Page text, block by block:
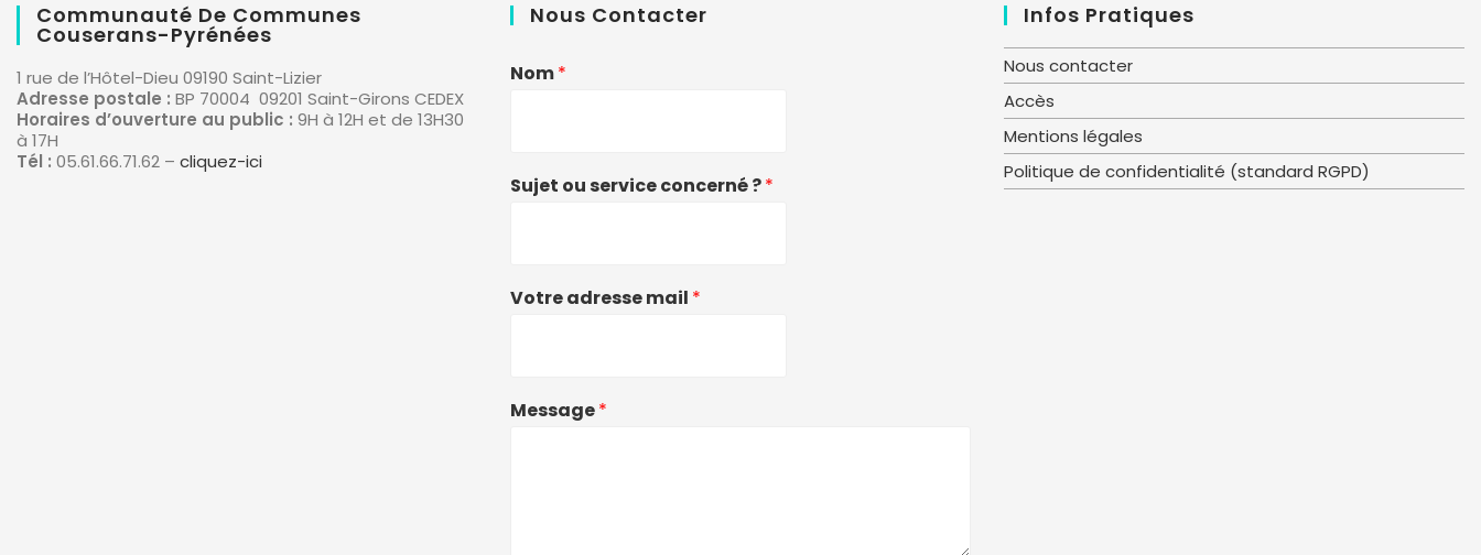
Communauté De Communes
Couserans-Pyrénées
1 rue de l’Hôtel-Dieu 09190 Saint-Lizier
Adresse postale : BP 70004 09201 Saint-Girons CEDEX
Horaires d’ouverture au public : 9H à 12H et de 13H30
à 17H
Tél : 05.61.66.71.62 – cliquez-ici
Nous Contacter
Nom*
Sujet ou service concerné ?*
Votre adresse mail *
Message*
Infos Pratiques
Nous contacter
Accès
Mentions légales
Politique de confidentialité (standard RGPD)